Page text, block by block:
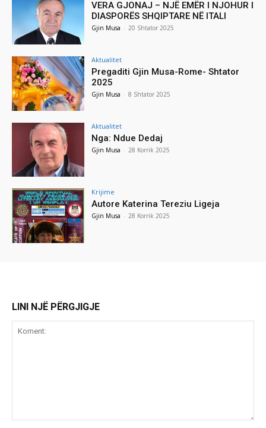
VERA GJONAJ – NJË EMËR I NJOHUR I
DIASPORËS SHQIPTARE NË ITALI
Gjin Musa - 20 Shtator 2025
Aktualitet
Pregaditi Gjin Musa-Rome- Shtator
2025
Gjin Musa - 8 Shtator 2025
Aktualitet
Nga: Ndue Dedaj
Gjin Musa - 28 Korrik 2025
Krijime
Autore Katerina Tereziu Ligeja
Gjin Musa - 28 Korrik 2025
LINI NJË PËRGJIGJE